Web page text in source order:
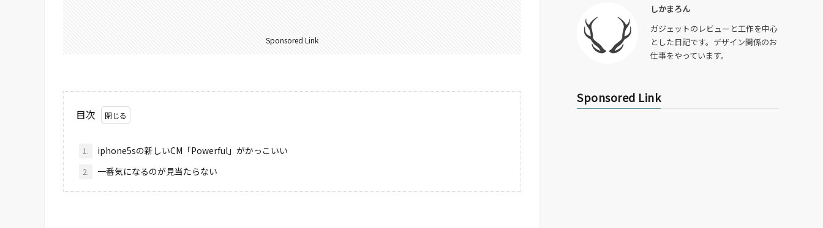
Sponsored Link
目次
1. iphone5sの新しいCM「Powerful」がかっこいい
2. 一番気になるのが見当たらない
しかまろん
ガジェットのレビューと工作を中心
とした日記です。デザイン関係のお
仕事をやっています。
Sponsored Link